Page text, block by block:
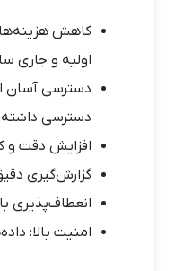
کاهش هزینه‌ها:
اولیه و جاری
دسترسی آسان
دسترسی
افزایش دقت و
گزارش‌گیری
انعطاف‌پذیری
امنیت بالا: